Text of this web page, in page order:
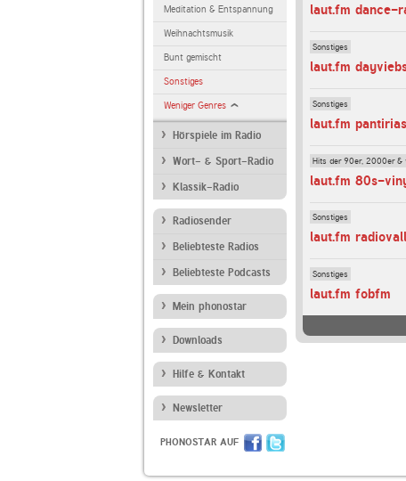
Meditation & Entspannung
Weihnachtsmusik
Bunt gemischt
Sonstiges
Weniger Genres
Hörspiele im Radio
Wort- & Sport-Radio
Klassik-Radio
Radiosender
Beliebteste Radios
Beliebteste Podcasts
Mein phonostar
Downloads
Hilfe & Kontakt
Newsletter
PHONOSTAR AUF
laut.fm dance-
Sonstiges
laut.fm
Sonstiges
laut.fm
Hits der 90er, 2000er &
laut.fm 80s-
Sonstiges
laut.fm
Sonstiges
laut.fm fobfm